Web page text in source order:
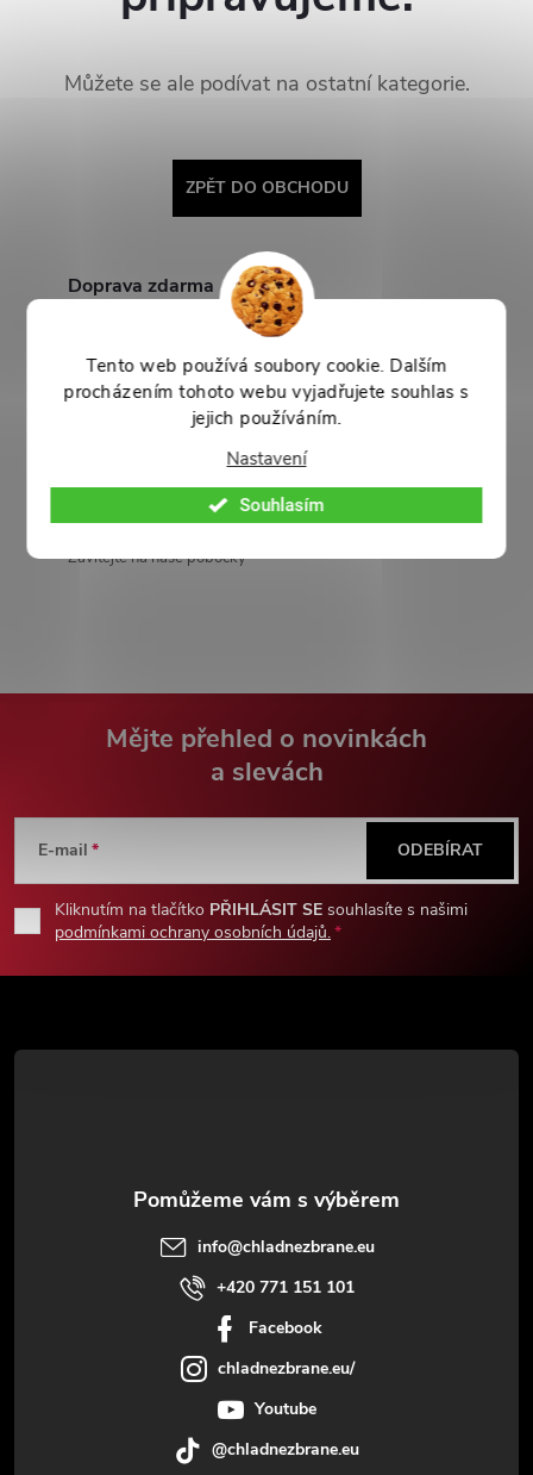
Tento web používá soubory cookie. Dalším
procházením tohoto webu vyjadřujete souhlas s
jejich používáním.
Nastavení
Souhlasím
Můžete se ale podívat na ostatní kategorie.
ZPĚT DO OBCHODU
Doprava zdarma
při nákupu nad 1 999 Kč
5% sleva
pro registrované
Kamenné prodejny
Zavítejte na naše pobočky
p
a
Mějte přehled o novinkách
a slevách
E-mail
Kliknutím na tlačítko PŘIHLÁSIT SE souhlasíte s našimi
podmínkami ochrany osobních údajů.
ODEBÍRAT
info@chladnezbrane.eu
+420 771 151 101
Facebook
chladnezbrane.eu/
Youtube
@chladnezbrane.eu